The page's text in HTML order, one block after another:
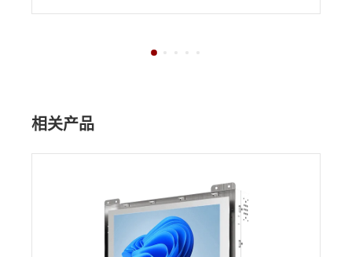
相关产品